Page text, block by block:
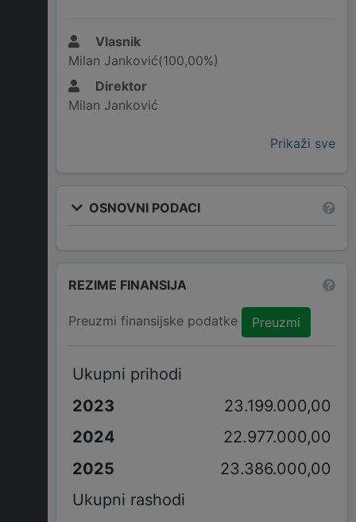
Vlasnik
Milan Janković(100,00%)
Direktor
Milan Janković
Prikaži sve
OSNOVNI PODACI
REZIME FINANSIJA
Preuzmi finansijske podatke Preuzmi
Ukupni prihodi
23.199.000,00
22.977.000,00
23.386.000,00
Ukupni rashodi